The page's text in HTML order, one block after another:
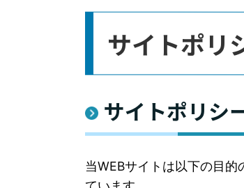
サイトポリ
サイトポリシ
当WEBサイトは以下の目